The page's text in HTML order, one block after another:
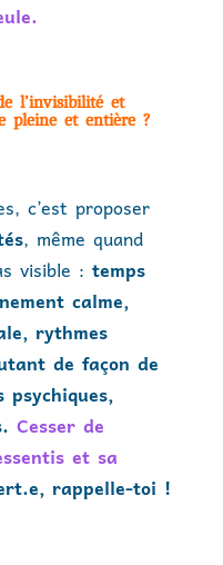
l’invisibilité et
pleine et entière ?
c’est proposer
, même quand
visible : temps
calme,
rythmes
de façon de
Cesser de
et sa
rappelle-toi !